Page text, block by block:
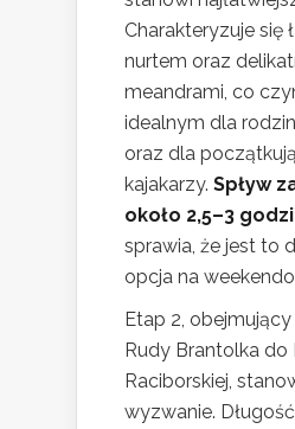
Charakteryzuje się
nurtem oraz
meandrami, co
idealnym dla
oraz dla
kajakarzy. Spływ
około 2,5–3
sprawia, że jest to
opcja na
Etap 2,
Rudy Brantolka do
Raciborskiej,
wyzwanie.